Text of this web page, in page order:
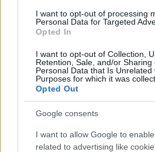
I want to opt-out of processing
Personal Data for Targeted
Opted In
I want to opt-out of Collection,
Retention, Sale, and/or Sharing
Personal Data that Is Unrelated
Purposes for which it was
Opted Out
Google consents
I want to allow Google to
related to advertising like